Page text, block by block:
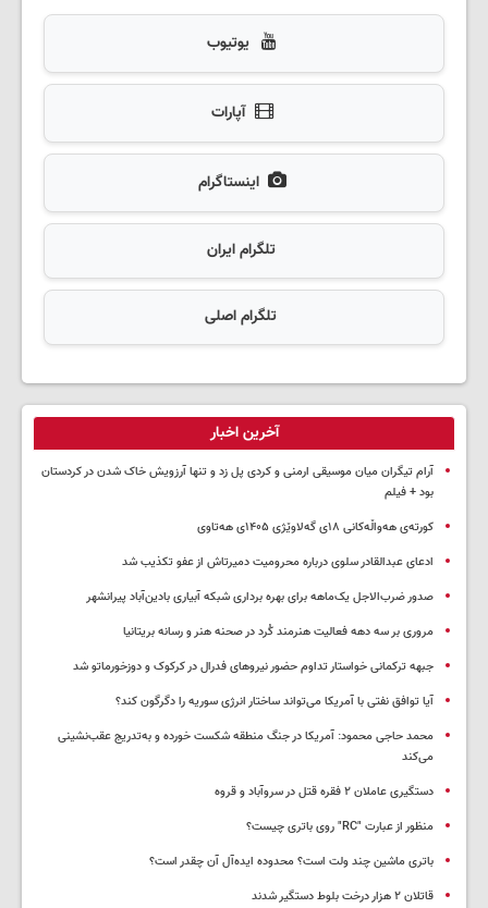
یوتیوب
آپارات
اینستاگرام
تلگرام ایران
تلگرام اصلی
آخرین اخبار
آرام تیگران میان موسیقی ارمنی و کردی پل زد و تنها آرزویش خاک شدن در کردستان
بود + فیلم
کورتەی هەواڵەکانی ۱۸ی گەلاوێژی ۱۴۰۵ی هەتاوی
ادعای عبدالقادر سلوی درباره محرومیت دمیرتاش از عفو تکذیب شد
صدور ضرب‌الاجل یک‌ماهه برای بهره برداری شبکه آبیاری بادین‌آباد پیرانشهر
مروری بر سه دهه فعالیت هنرمند کُرد در صحنه هنر و رسانه بریتانیا
جبهه ترکمانی خواستار تداوم حضور نیروهای فدرال در کرکوک و دوزخورماتو شد
آیا توافق نفتی با آمریکا می‌تواند ساختار انرژی سوریه را دگرگون کند؟
محمد حاجی محمود: آمریکا در جنگ منطقه شکست خورده و به‌تدریج عقب‌نشینی
می‌کند
دستگیری عاملان ۲ فقره قتل در سروآباد و قروه
منظور از عبارت "RC" روی باتری چیست؟
باتری ماشین چند ولت است؟ محدوده ایده‌آل آن چقدر است؟
قاتلان ۲ هزار درخت بلوط دستگیر شدند